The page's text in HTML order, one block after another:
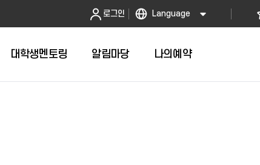
로그인 Language
대학생멘토링 알림마당 나의예약